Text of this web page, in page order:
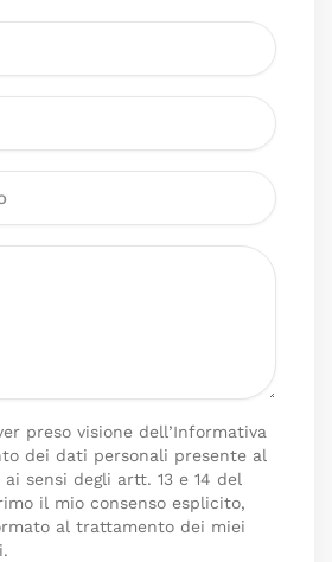
preso visione dell’Informativa
dei dati personali presente al
ai sensi degli artt. 13 e 14 del
il mio consenso esplicito,
al trattamento dei miei